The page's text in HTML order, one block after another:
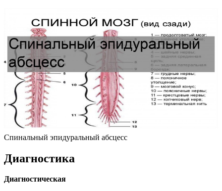
Спинальный эпидуральный абсцесс
Диагностика
Диагностическая